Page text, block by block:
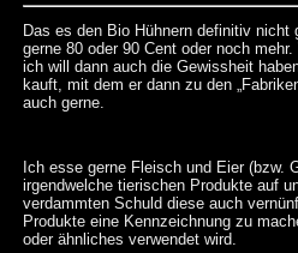
Das es den Bio Hühnern definitiv
gerne 80 oder 90 Cent oder noch
ich will dann auch die Gewissheit
kauft, mit dem er dann zu den
auch gerne.
Ich esse gerne Fleisch und Eier (bzw.
irgendwelche tierischen Produkte auf
verdammten Schuld diese auch
Produkte eine Kennzeichnung zu
oder ähnliches verwendet wird.